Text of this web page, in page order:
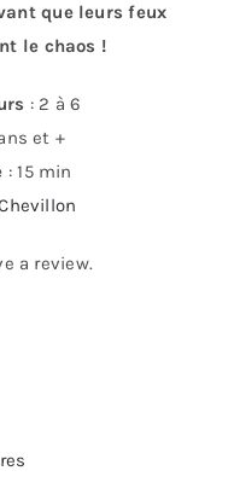
que leurs feux
le chaos !
: 2 à 6
et +
: 15 min
a review.